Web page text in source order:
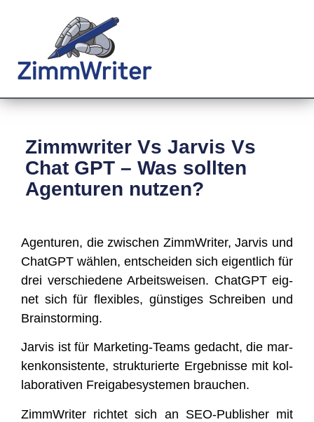
Zimmwriter Vs Jarvis Vs
Chat GPT – Was sollten
Agenturen nutzen?
Agen­tu­ren, die zwi­schen Zimm­Wri­ter, Jar­vis und
ChatGPT wäh­len, ent­schei­den sich eigent­lich für
drei ver­schie­de­ne Arbeits­wei­sen. ChatGPT eig­
net sich für fle­xi­bles, güns­ti­ges Schrei­ben und
Brainstorming.
Jar­vis ist für Mar­ke­ting-Teams gedacht, die mar­
ken­kon­sis­ten­te, struk­tu­rier­te Ergeb­nis­se mit kol­
la­bo­ra­ti­ven Frei­ga­be­sys­te­men brauchen.
Zimm­Wri­ter rich­tet sich an SEO-Publisher mit